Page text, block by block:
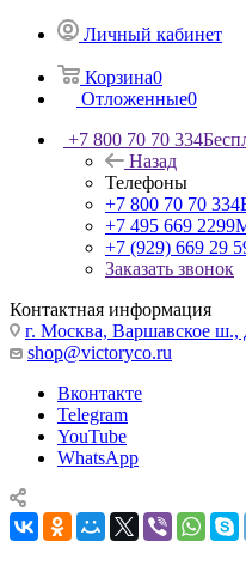
Личный кабинет
Корзина0
Отложенные0
+7 800 70 70 334
Назад
Телефоны
+7 800 70 70 334
+7 495 669 2299
+7 (929) 669 29
Заказать звонок
Контактная информация
г. Москва, Варшавское ш.,
shop@victoryco.ru
Вконтакте
Telegram
YouTube
WhatsApp